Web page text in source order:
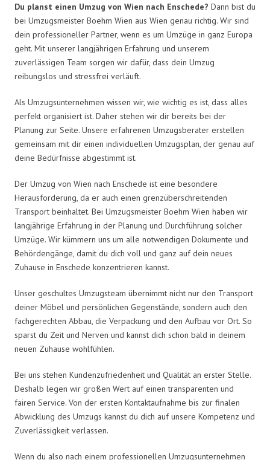
Du planst einen Umzug von Wien nach Enschede? Dann bist du
bei Umzugsmeister Boehm Wien aus Wien genau richtig. Wir sind
dein professioneller Partner, wenn es um Umzüge in ganz Europa
geht. Mit unserer langjährigen Erfahrung und unserem
zuverlässigen Team sorgen wir dafür, dass dein Umzug
reibungslos und stressfrei verläuft.
Als Umzugsunternehmen wissen wir, wie wichtig es ist, dass alles
perfekt organisiert ist. Daher stehen wir dir bereits bei der
Planung zur Seite. Unsere erfahrenen Umzugsberater erstellen
gemeinsam mit dir einen individuellen Umzugsplan, der genau auf
deine Bedürfnisse abgestimmt ist.
Der Umzug von Wien nach Enschede ist eine besondere
Herausforderung, da er auch einen grenzüberschreitenden
Transport beinhaltet. Bei Umzugsmeister Boehm Wien haben wir
langjährige Erfahrung in der Planung und Durchführung solcher
Umzüge. Wir kümmern uns um alle notwendigen Dokumente und
Behördengänge, damit du dich voll und ganz auf dein neues
Zuhause in Enschede konzentrieren kannst.
Unser geschultes Umzugsteam übernimmt nicht nur den Transport
deiner Möbel und persönlichen Gegenstände, sondern auch den
fachgerechten Abbau, die Verpackung und den Aufbau vor Ort. So
sparst du Zeit und Nerven und kannst dich schon bald in deinem
neuen Zuhause wohlfühlen.
Bei uns stehen Kundenzufriedenheit und Qualität an erster Stelle.
Deshalb legen wir großen Wert auf einen transparenten und
fairen Service. Von der ersten Kontaktaufnahme bis zur finalen
Abwicklung des Umzugs kannst du dich auf unsere Kompetenz und
Zuverlässigkeit verlassen.
Wenn du also nach einem professionellen Umzugsunternehmen